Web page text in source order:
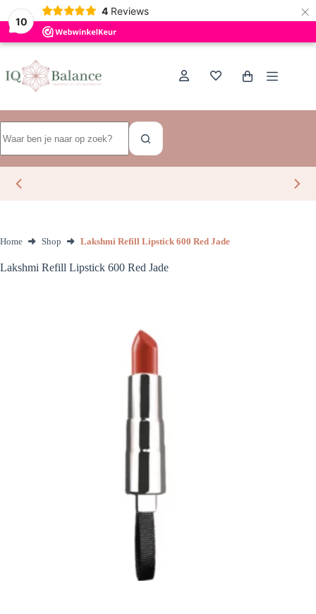
10
4 Reviews ×
Ga
de
inhoud
Winkelwagen
resultaten
Home Shop Lakshmi Refill Lipstick 600 Red Jade
Lakshmi Refill Lipstick 600 Red Jade